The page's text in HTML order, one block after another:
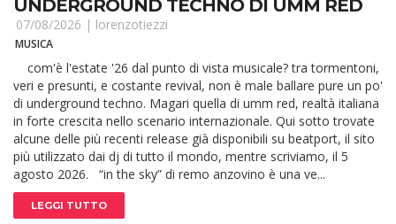
UNDERGROUND TECHNO DI UMM RED
07/08/2026 | lorenzotiezzi
MUSICA
com'è l'estate '26 dal punto di vista musicale? tra tormentoni,
veri e presunti, e costante revival, non è male ballare pure un po'
di underground techno. Magari quella di umm red, realtà italiana
in forte crescita nello scenario internazionale. Qui sotto trovate
alcune delle più recenti release già disponibili su beatport, il sito
più utilizzato dai dj di tutto il mondo, mentre scriviamo, il 5
agosto 2026. “in the sky” di remo anzovino è una ve...
LEGGI TUTTO